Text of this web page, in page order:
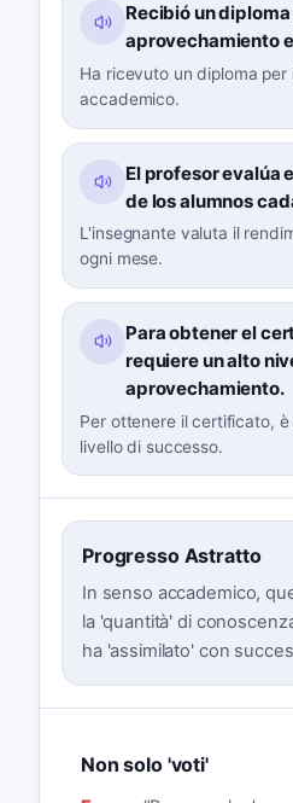
Recibió un
aprovechamiento
Ha ricevuto un diploma per
accademico.
El profesor evalúa
de los alumnos
L'insegnante valuta il
ogni mese.
Para obtener el
requiere un alto
aprovechamiento.
Per ottenere il certificato,
livello di successo.
Progresso Astratto
In senso accademico,
la 'quantità' di
ha 'assimilato' con
Non solo 'voti'